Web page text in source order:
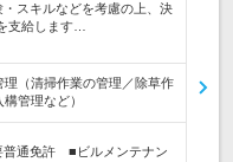
スキルなどを考慮の上、決
支給します…
（清掃作業の管理／除草作
管理など）
通免許 ■ビルメンテナン